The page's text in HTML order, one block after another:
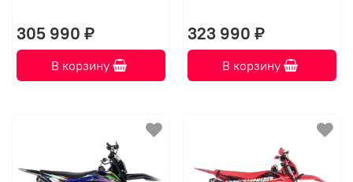
305 990 ₽
В корзину
323 990 ₽
В корзину